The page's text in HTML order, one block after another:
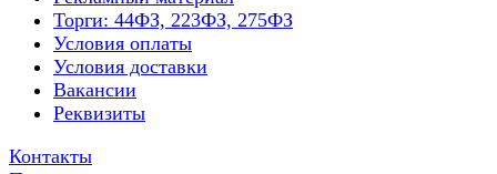
Торги: 44ФЗ, 223ФЗ, 275ФЗ
Условия оплаты
Условия доставки
Вакансии
Реквизиты
Контакты